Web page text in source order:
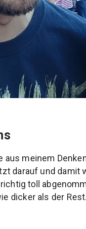
aus meinem
darauf und damit
toll
dicker als der